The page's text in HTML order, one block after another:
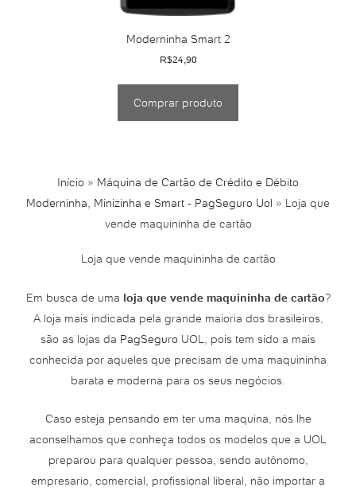
Moderninha Smart 2
R$24,90
Comprar produto
Início » Máquina de Cartão de Crédito e Débito
Moderninha, Minizinha e Smart - PagSeguro Uol » Loja que
vende maquininha de cartão
Loja que vende maquininha de cartão
Em busca de uma loja que vende maquininha de cartão?
A loja mais indicada pela grande maioria dos brasileiros,
são as lojas da PagSeguro UOL, pois tem sido a mais
conhecida por aqueles que precisam de uma maquininha
barata e moderna para os seus negócios.
Caso esteja pensando em ter uma maquina, nós lhe
aconselhamos que conheça todos os modelos que a UOL
preparou para qualquer pessoa, sendo autônomo,
empresario, comercial, profissional liberal, não importar a